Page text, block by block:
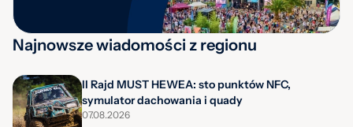
Najnowsze wiadomości z regionu
II Rajd MUST HEWEA: sto punktów NFC,
symulator dachowania i quady
07.08.2026